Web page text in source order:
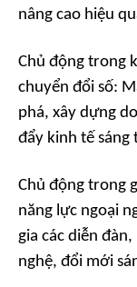
nâng cao hiệu
Chủ động trong
chuyển đổi số:
phá, xây dựng
đẩy kinh tế
Chủ động trong
năng lực ngoại
gia các diễn
nghệ, đổi mới